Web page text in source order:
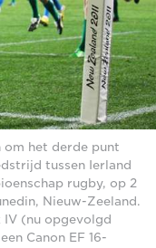
om het derde punt
tussen Ierland
rugby, op 2
Nieuw-Zeeland.
IV (nu opgevolgd
Canon EF 16-